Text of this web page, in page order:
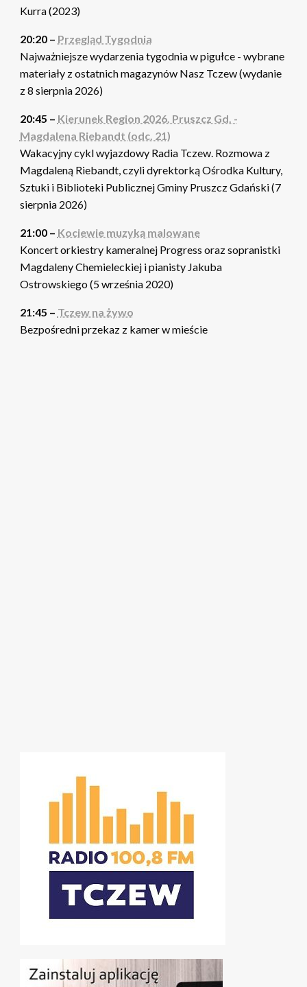
Kurra (2023)
20:20 – Przegląd Tygodnia
Najważniejsze wydarzenia tygodnia w pigułce - wybrane
materiały z ostatnich magazynów Nasz Tczew (wydanie
z 8 sierpnia 2026)
20:45 – Kierunek Region 2026. Pruszcz Gd. -
Magdalena Riebandt (odc. 21)
Wakacyjny cykl wyjazdowy Radia Tczew. Rozmowa z
Magdaleną Riebandt, czyli dyrektorką Ośrodka Kultury,
Sztuki i Biblioteki Publicznej Gminy Pruszcz Gdański (7
sierpnia 2026)
21:00 – Kociewie muzyką malowane
Koncert orkiestry kameralnej Progress oraz sopranistki
Magdaleny Chemieleckiej i pianisty Jakuba
Ostrowskiego (5 września 2020)
21:45 – Tczew na żywo
Bezpośredni przekaz z kamer w mieście